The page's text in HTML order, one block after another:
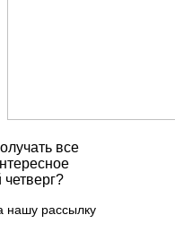
все
нашу рассылку